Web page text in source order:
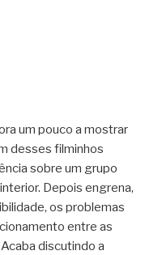
um pouco a mostrar
desses filminhos
sobre um grupo
Depois engrena,
os problemas
entre as
discutindo a